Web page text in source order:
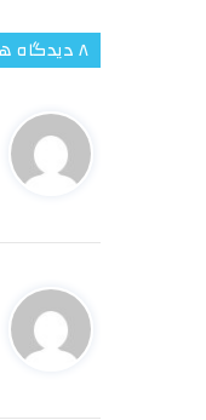
‫۸ دیدگاه ها